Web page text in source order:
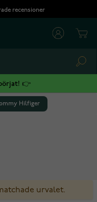
recensioner
👉
Hilfiger
urvalet.